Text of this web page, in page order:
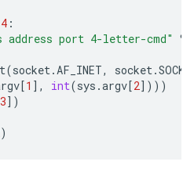
4 :
address port 4-letter-cmd" %
(socket.AF_INET, socket.
[1 ], int(sys .argv[2])))
3])
)